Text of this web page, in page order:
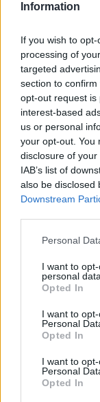
Information
If you wish to
processing of
targeted
section to
opt-out request is
interest-based
us or personal
your opt-out. You
disclosure of
IAB’s list of
also be disclosed
Downstream
Please note that
not limited to
grant or deny
use your data for
consent section.
Personal
I want to
personal data.
Opted In
I want to
Personal
Opted In
I want to
Personal
Opted In
Continua a